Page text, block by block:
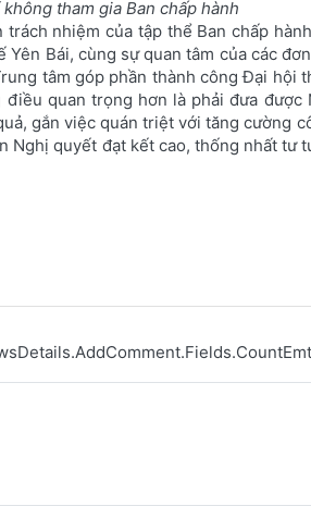
tham gia Ban chấp hành
nhiệm của tập thể Ban chấp
Bái, cùng sự quan tâm của các
tâm góp phần thành công Đại
quan trọng hơn là phải đưa
gắn việc quán triệt với tăng cường
quyết đạt kết cao, thống nhất